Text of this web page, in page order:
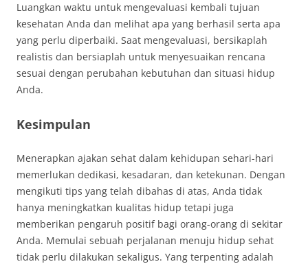
Luangkan waktu untuk mengevaluasi kembali tujuan
kesehatan Anda dan melihat apa yang berhasil serta apa
yang perlu diperbaiki. Saat mengevaluasi, bersikaplah
realistis dan bersiaplah untuk menyesuaikan rencana
sesuai dengan perubahan kebutuhan dan situasi hidup
Anda.
Kesimpulan
Menerapkan ajakan sehat dalam kehidupan sehari-hari
memerlukan dedikasi, kesadaran, dan ketekunan. Dengan
mengikuti tips yang telah dibahas di atas, Anda tidak
hanya meningkatkan kualitas hidup tetapi juga
memberikan pengaruh positif bagi orang-orang di sekitar
Anda. Memulai sebuah perjalanan menuju hidup sehat
tidak perlu dilakukan sekaligus. Yang terpenting adalah